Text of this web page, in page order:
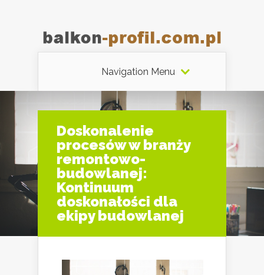
Navigation Menu
Doskonalenie
procesów w branży
remontowo-
budowlanej:
Kontinuum
doskonałości dla
ekipy budowlanej